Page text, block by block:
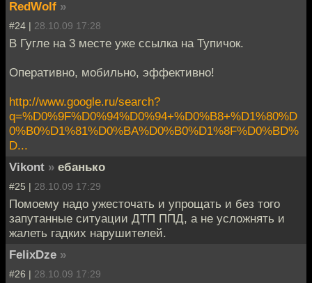
RedWolf »
#24 | 28.10.09 17:28
В Гугле на 3 месте уже ссылка на Тупичок.
Оперативно, мобильно, эффективно!
http://www.google.ru/search?
q=%D0%9F%D0%94%D0%94+%D0%B8+%D1%80%D
0%B0%D1%81%D0%BA%D0%B0%D1%8F%D0%BD%
D...
Vikont » ебанько
#25 | 28.10.09 17:29
Помоему надо ужесточать и упрощать и без того
запутанные ситуации ДТП ППД, а не усложнять и
жалеть гадких нарушителей.
FelixDze »
#26 | 28.10.09 17:29